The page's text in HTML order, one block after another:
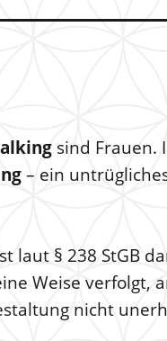
sind Frauen.
– ein
laut § 238 StGB
Weise verfolgt,
nicht